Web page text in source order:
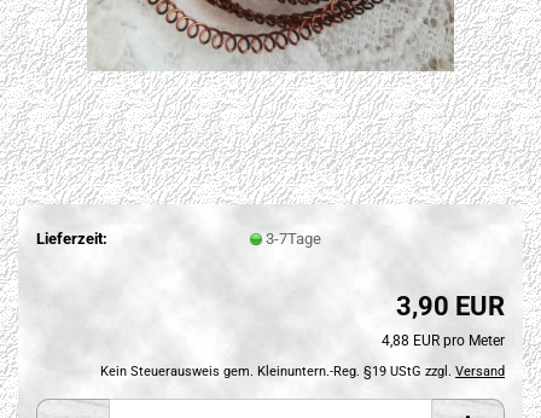
Lieferzeit: 3-7Tage
3,90 EUR
4,88 EUR pro Meter
Kein Steuerausweis gem. Kleinuntern.-Reg. §19 UStG zzgl. Versand